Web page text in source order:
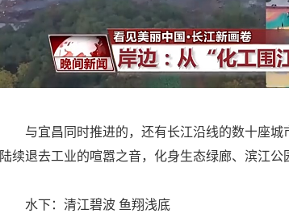
与宜昌同时推进的，还有长江沿线的数十座城
陆续退去工业的喧嚣之音，化身生态绿廊、滨江公
水下：清江碧波 鱼翔浅底